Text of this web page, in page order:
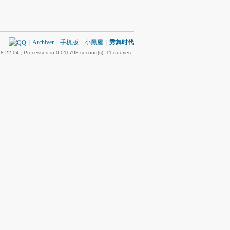
Archiver 手机版 小黑屋 秀舞时代
8 22:04 , Processed in 0.011798 second(s), 11 queries .